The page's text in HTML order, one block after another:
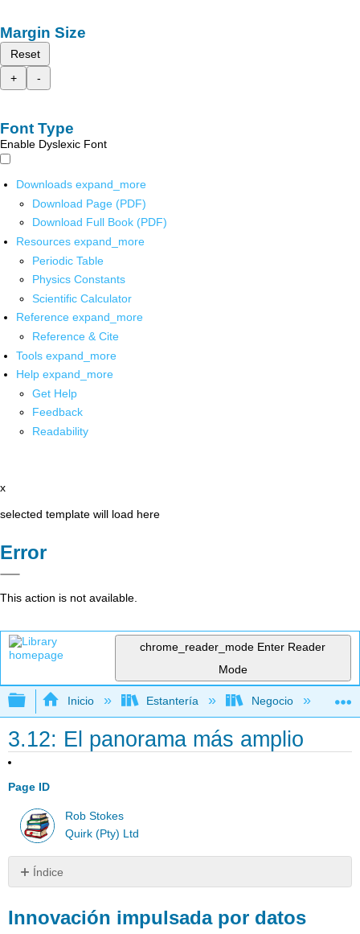
Margin Size
Reset
+
-
Font Type
Enable Dyslexic Font
Downloads expand_more
Download Page (PDF)
Download Full Book (PDF)
Resources expand_more
Periodic Table
Physics Constants
Scientific Calculator
Reference expand_more
Reference & Cite
Tools expand_more
Help expand_more
Get Help
Feedback
Readability
x
selected template will load here
Error
This action is not available.
chrome_reader_mode Enter Reader
Mode
Expandir/contraer jerarquía global
Inicio Estantería Negocio
3.12: El panorama más amplio
Page ID
Rob Stokes
Quirk (Pty) Ltd
Índice
impulsada
por
Innovación impulsada por datos